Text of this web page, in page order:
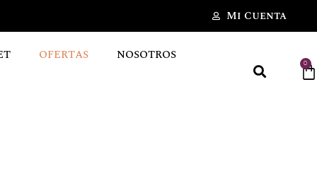
Mi Cuenta
OFERTAS NOSOTROS 0